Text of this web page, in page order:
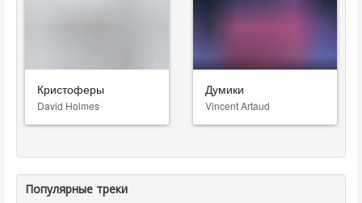
Кристоферы
David Holmes
Думики
Vincent Artaud
Популярные треки